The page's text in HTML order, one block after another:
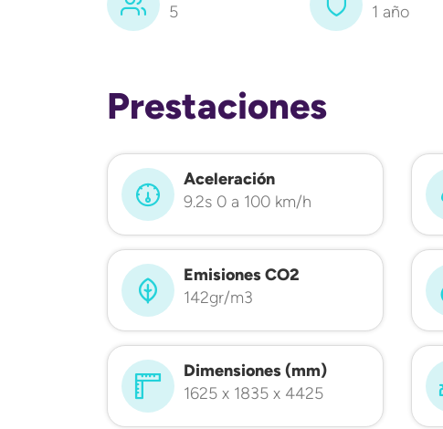
5
1 año
Prestaciones
Aceleración
9.2s 0 a 100 km/h
Emisiones CO2
142gr/m3
Dimensiones (mm)
1625 x 1835 x 4425